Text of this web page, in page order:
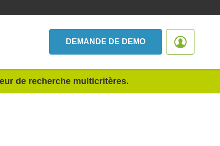
DEMANDE DE DEMO
de recherche multicritères.